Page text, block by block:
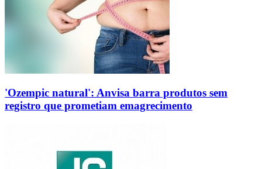
'Ozempic natural': Anvisa barra produtos sem
registro que prometiam emagrecimento